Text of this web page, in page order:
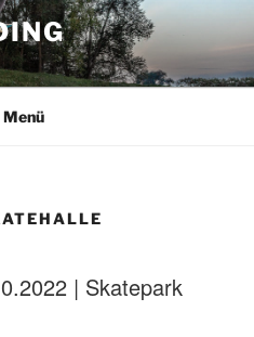
Menü
| Skatepark